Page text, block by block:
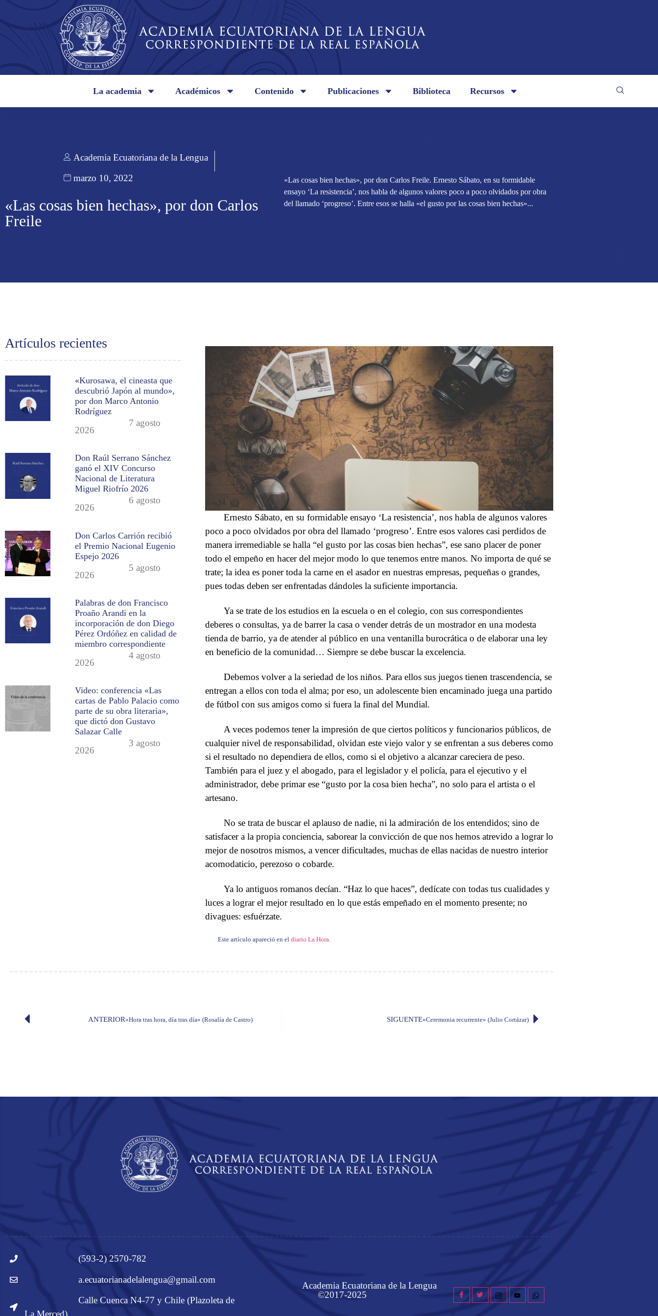
La academia Académicos Contenido Publicaciones Biblioteca Recursos
Academia Ecuatoriana de la Lengua
marzo 10, 2022
«Las cosas bien hechas», por don Carlos
Freile
«Las cosas bien hechas», por don Carlos Freile. Ernesto Sábato, en su formidable
ensayo ‘La resistencia’, nos habla de algunos valores poco a poco olvidados por obra
del llamado ‘progreso’. Entre esos se halla «el gusto por las cosas bien hechas»...
Artículos recientes
«Kurosawa, el cineasta que
descubrió Japón al mundo»,
por don Marco Antonio
Rodríguez
7 agosto
2026
Don Raúl Serrano Sánchez
ganó el XIV Concurso
Nacional de Literatura
Miguel Riofrío 2026
6 agosto
2026
Don Carlos Carrión recibió
el Premio Nacional Eugenio
Espejo 2026
5 agosto
2026
Palabras de don Francisco
Proaño Arandi en la
incorporación de don Diego
Pérez Ordóñez en calidad de
miembro correspondiente
4 agosto
2026
Video: conferencia «Las
cartas de Pablo Palacio como
parte de su obra literaria»,
que dictó don Gustavo
Salazar Calle
3 agosto
2026
Ernesto Sábato, en su formidable ensayo ‘La resistencia’, nos habla de algunos valores
poco a poco olvidados por obra del llamado ‘progreso’. Entre esos valores casi perdidos de
manera irremediable se halla “el gusto por las cosas bien hechas”, ese sano placer de poner
todo el empeño en hacer del mejor modo lo que tenemos entre manos. No importa de qué se
trate; la idea es poner toda la carne en el asador en nuestras empresas, pequeñas o grandes,
pues todas deben ser enfrentadas dándoles la suficiente importancia.
Ya se trate de los estudios en la escuela o en el colegio, con sus correspondientes
deberes o consultas, ya de barrer la casa o vender detrás de un mostrador en una modesta
tienda de barrio, ya de atender al público en una ventanilla burocrática o de elaborar una ley
en beneficio de la comunidad… Siempre se debe buscar la excelencia.
Debemos volver a la seriedad de los niños. Para ellos sus juegos tienen trascendencia, se
entregan a ellos con toda el alma; por eso, un adolescente bien encaminado juega una partido
de fútbol con sus amigos como si fuera la final del Mundial.
A veces podemos tener la impresión de que ciertos políticos y funcionarios públicos, de
cualquier nivel de responsabilidad, olvidan este viejo valor y se enfrentan a sus deberes como
si el resultado no dependiera de ellos, como si el objetivo a alcanzar careciera de peso.
También para el juez y el abogado, para el legislador y el policía, para el ejecutivo y el
administrador, debe primar ese “gusto por la cosa bien hecha”, no solo para el artista o el
artesano.
No se trata de buscar el aplauso de nadie, ni la admiración de los entendidos; sino de
satisfacer a la propia conciencia, saborear la convicción de que nos hemos atrevido a lograr lo
mejor de nosotros mismos, a vencer dificultades, muchas de ellas nacidas de nuestro interior
acomodaticio, perezoso o cobarde.
Ya lo antiguos romanos decían. “Haz lo que haces”, dedícate con todas tus cualidades y
luces a lograr el mejor resultado en lo que estás empeñado en el momento presente; no
divagues: esfuérzate.
Este artículo apareció en el diario La Hora
ANTERIOR«Hora tras hora, día tras día» (Rosalía de Castro) SIGUENTE«Ceremonia recurrente» (Julio Cortázar)
(593-2) 2570-782
a.ecuatorianadelalengua@gmail.com
Calle Cuenca N4-77 y Chile (Plazoleta de
La Merced)
Academia Ecuatoriana de la Lengua
©2017-2025